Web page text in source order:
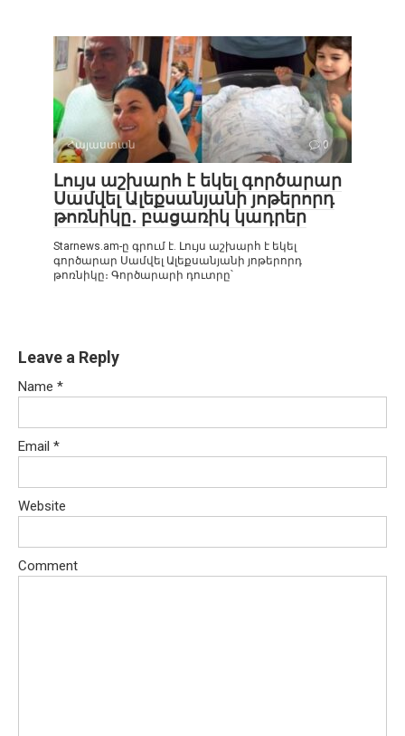
Հայաստան 0
Լույս աշխարհ է եկել գործարար
Սամվել Ալեքսանյանի յոթերորդ
թոռնիկը․ բացառիկ կադրեր
Starnews.am-ը գրում է. Լույս աշխարհ է եկել
գործարար Սամվել Ալեքսանյանի յոթերորդ
թոռնիկը։ Գործարարի դուտրը՝
Leave a Reply
Name *
Email *
Website
Comment